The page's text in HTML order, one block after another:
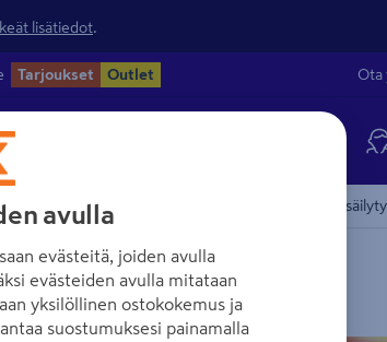
lisätiedot
Tarjoukset Outlet Ota
Sähkö ja valaisimet Koti, keittiö ja
avulla
evästeitä, joiden avulla
evästeiden avulla mitataan
yksilöllinen ostokokemus ja
suostumuksesi painamalla